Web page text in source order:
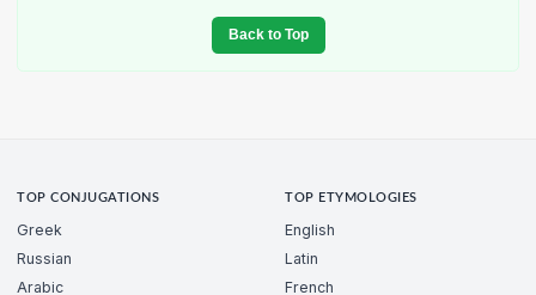
Back to Top
TOP CONJUGATIONS
Greek
Russian
Arabic
TOP ETYMOLOGIES
English
Latin
French